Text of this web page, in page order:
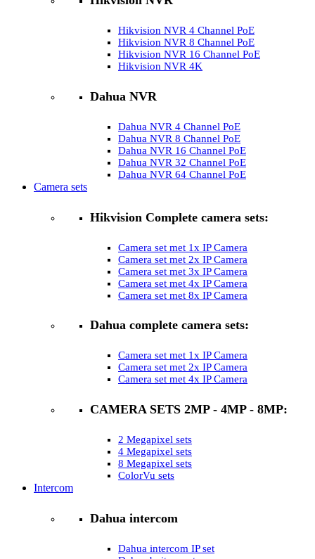
Hikvision NVR 4 Channel PoE
Hikvision NVR 8 Channel PoE
Hikvision NVR 16 Channel PoE
Hikvision NVR 4K
Dahua NVR
Dahua NVR 4 Channel PoE
Dahua NVR 8 Channel PoE
Dahua NVR 16 Channel PoE
Dahua NVR 32 Channel PoE
Dahua NVR 64 Channel PoE
Camera sets
Hikvision Complete camera sets:
Camera set met 1x IP Camera
Camera set met 2x IP Camera
Camera set met 3x IP Camera
Camera set met 4x IP Camera
Camera set met 8x IP Camera
Dahua complete camera sets:
Camera set met 1x IP Camera
Camera set met 2x IP Camera
Camera set met 4x IP Camera
CAMERA SETS 2MP - 4MP - 8MP:
2 Megapixel sets
4 Megapixel sets
8 Megapixel sets
ColorVu sets
Intercom
Dahua intercom
Dahua intercom IP set